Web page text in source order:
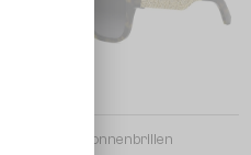
Sonnenbrillen